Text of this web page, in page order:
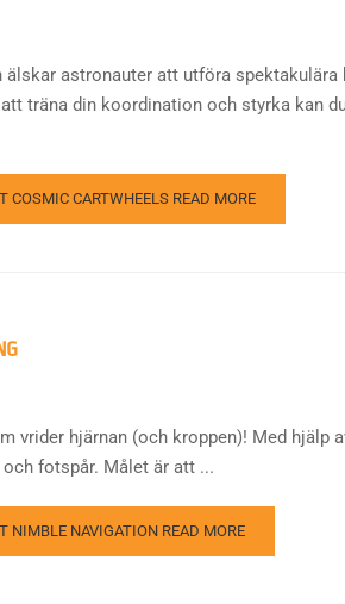
astronauter att utföra
träna din koordination och styrka kan
COSMIC CARTWHEELS READ MORE
vrider hjärnan (och kroppen)! Med
och fotspår. Målet är att ...
NIMBLE NAVIGATION READ MORE